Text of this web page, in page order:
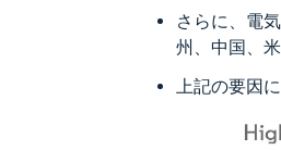
さらに、電
州、中国、
上記の要因